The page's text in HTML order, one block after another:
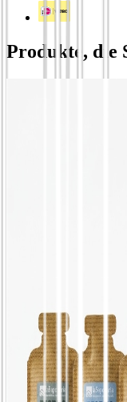
Produkte, die
2
Nachfüllung
€ 26,28